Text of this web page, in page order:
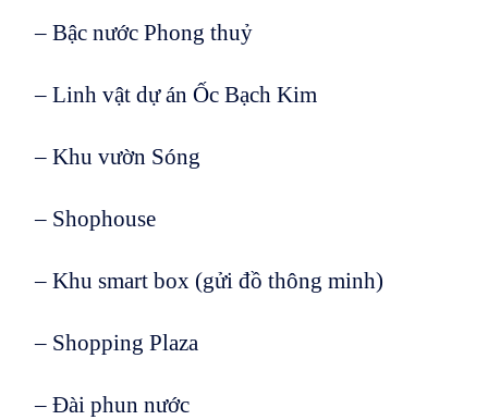
– Bậc nước Phong thuỷ
– Linh vật dự án Ốc Bạch Kim
– Khu vườn Sóng
– Shophouse
– Khu smart box (gửi đồ thông minh)
– Shopping Plaza
– Đài phun nước